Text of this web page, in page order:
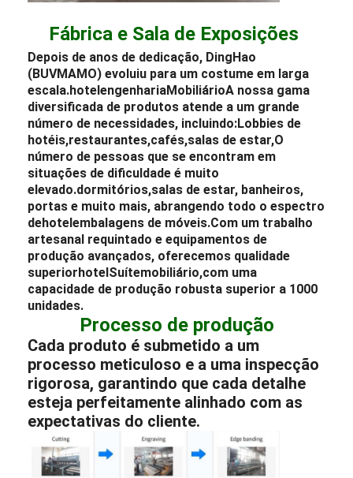
Fábrica e Sala de Exposições
Depois de anos de dedicação, DingHao
(BUVMAMO) evoluiu para um costume em larga
escala.hotelengenhariaMobiliárioA nossa gama
diversificada de produtos atende a um grande
número de necessidades, incluindo:Lobbies de
hotéis,restaurantes,cafés,salas de estar,O
número de pessoas que se encontram em
situações de dificuldade é muito
elevado.dormitórios,salas de estar, banheiros,
portas e muito mais, abrangendo todo o espectro
dehotelembalagens de móveis.Com um trabalho
artesanal requintado e equipamentos de
produção avançados, oferecemos qualidade
superiorhotelSuítemobiliário,com uma
capacidade de produção robusta superior a 1000
unidades.
Processo de produção
Cada produto é submetido a um
processo meticuloso e a uma inspecção
rigorosa, garantindo que cada detalhe
esteja perfeitamente alinhado com as
expectativas do cliente.